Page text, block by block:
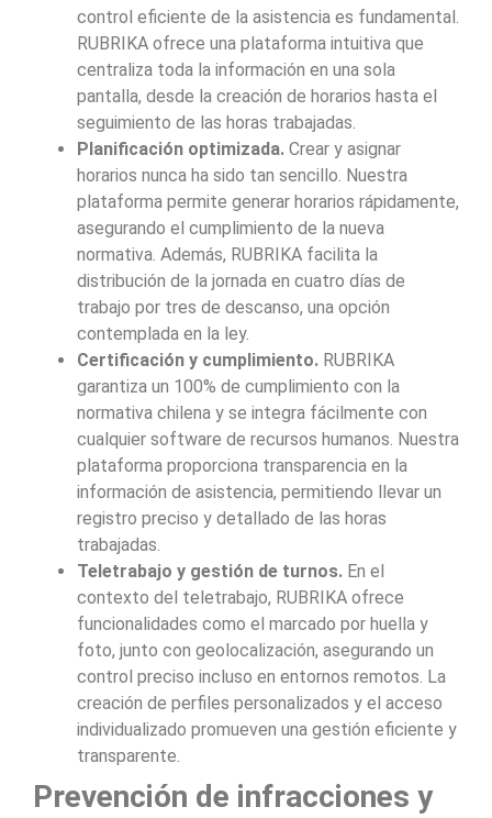
control eficiente de la asistencia es fundamental.
RUBRIKA ofrece una plataforma intuitiva que
centraliza toda la información en una sola
pantalla, desde la creación de horarios hasta el
seguimiento de las horas trabajadas.
Planificación optimizada. Crear y asignar
horarios nunca ha sido tan sencillo. Nuestra
plataforma permite generar horarios rápidamente,
asegurando el cumplimiento de la nueva
normativa. Además, RUBRIKA facilita la
distribución de la jornada en cuatro días de
trabajo por tres de descanso, una opción
contemplada en la ley.
Certificación y cumplimiento. RUBRIKA
garantiza un 100% de cumplimiento con la
normativa chilena y se integra fácilmente con
cualquier software de recursos humanos. Nuestra
plataforma proporciona transparencia en la
información de asistencia, permitiendo llevar un
registro preciso y detallado de las horas
trabajadas.
Teletrabajo y gestión de turnos. En el
contexto del teletrabajo, RUBRIKA ofrece
funcionalidades como el marcado por huella y
foto, junto con geolocalización, asegurando un
control preciso incluso en entornos remotos. La
creación de perfiles personalizados y el acceso
individualizado promueven una gestión eficiente y
transparente.
Prevención de infracciones y